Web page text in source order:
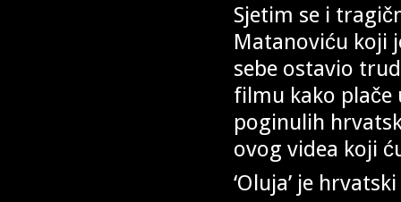
Sjetim se i
Matanoviću koji
sebe ostavio
filmu kako plače
poginulih
ovog videa koji
‘Oluja’ je